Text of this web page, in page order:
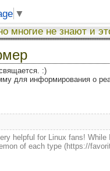
▼
многие не знают и
:)
для информирования о
helpful for Linux fans!
of each type (https://